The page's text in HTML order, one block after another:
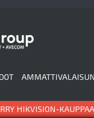
HIKVISION-